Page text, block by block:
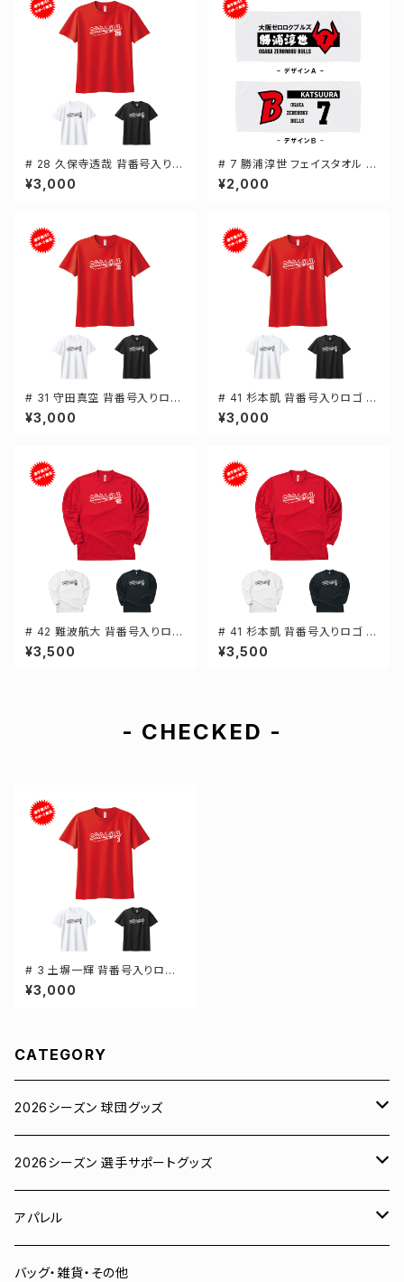
# 28 久保寺透哉 背番号入りロ
ゴ ドライTシャツ 半袖 選手還元
3カラー S-5Lサイズ 000300
¥3,000
# 7 勝浦淳世 フェイスタオル 選
手還元 2デザイン FT0144
¥2,000
# 31 守田真空 背番号入りロゴ
ドライTシャツ 半袖 選手還元 3
カラー S-5Lサイズ 000300
¥3,000
# 41 杉本凱 背番号入りロゴ ド
ライTシャツ 半袖 選手還元 3カ
ラー S-5Lサイズ 000300
¥3,000
# 42 難波航大 背番号入りロゴ
ドライTシャツ 長袖 選手還元 3
カラー S-5Lサイズ 000304
¥3,500
# 41 杉本凱 背番号入りロゴ ド
ライTシャツ 長袖 選手還元 3カ
ラー S-5Lサイズ 000304
¥3,500
- CHECKED -
# 3 土塀一輝 背番号入りロゴ
ドライTシャツ 半袖 選手還元 3
カラー S-5Lサイズ 000300
¥3,000
CATEGORY
2026シーズン 球団グッズ
ユニフォーム
Tシャツ
スウェット
2026シーズン 選手サポートグッズ
# 00 蓮
# 0 岡田竜汰
アパレル
スウェット・パーカー
バッグ・雑貨・その他